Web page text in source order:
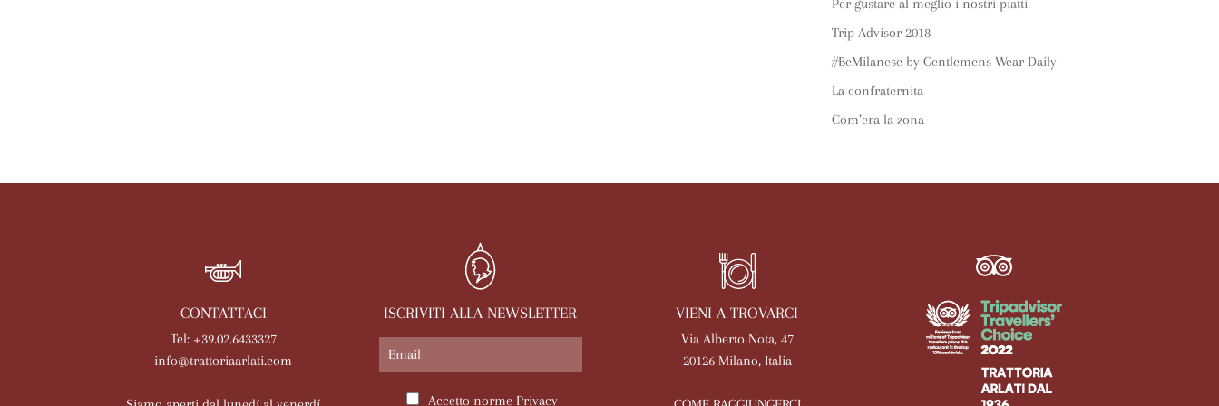
Per gustare al meglio i nostri piatti
Trip Advisor 2018
#BeMilanese by Gentlemens Wear Daily
La confraternita
Com’era la zona
CONTATTACI
Tel: +39.02.6433327
info@trattoriaarlati.com
ISCRIVITI ALLA NEWSLETTER
Accetto norme Privacy
VIENI A TROVARCI
Via Alberto Nota, 47
20126 Milano, Italia